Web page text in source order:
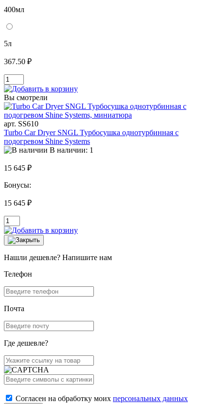
400мл
5л
367.50 ₽
Вы смотрели
арт. SS610
Turbo Car Dryer SNGL Турбосушка однотурбинная с
подогревом Shine Systems
В наличии: 1
15 645 ₽
Бонусы:
15 645 ₽
Нашли дешевле? Напишите нам
Телефон
Почта
Где дешевле?
Согласен на обработку моих персональных данных